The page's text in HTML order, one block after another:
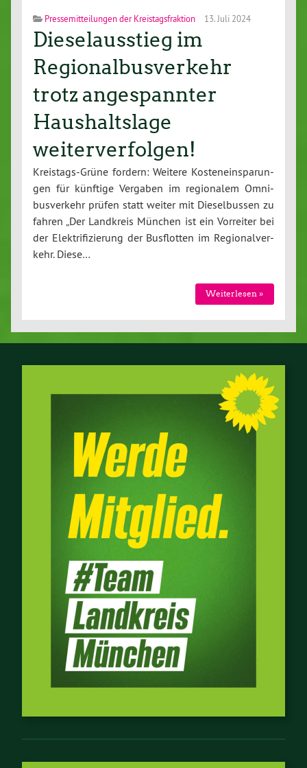
Pressemitteilungen der Kreistagsfraktion 13. Juli 2024
Dieselausstieg im
Regionalbusverkehr
trotz angespannter
Haushaltslage
weiterverfolgen!
Kreis­tags-Grü­ne fordern: Weitere Kos­ten­ein­spa­run­
gen für künftige Vergaben im re­gio­na­lem Om­ni­
bus­ver­kehr prüfen statt weiter mit Die­sel­bus­sen zu
fahren „Der Landkreis München ist ein Vorreiter bei
der Elek­tri­fi­zie­rung der Bus­flot­ten im Re­gio­nal­ver­
kehr. Diese…
Wei­ter­le­sen »